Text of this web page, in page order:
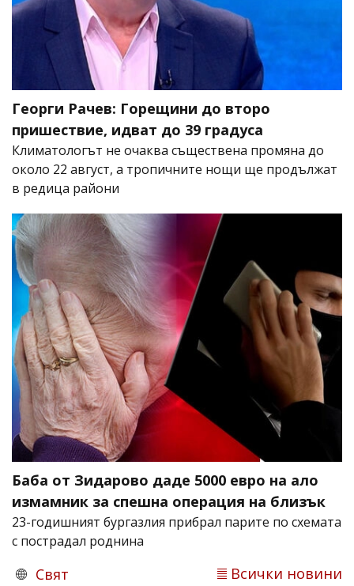
Георги Рачев: Горещини до второ
пришествие, идват до 39 градуса
Климатологът не очаква съществена промяна до
около 22 август, а тропичните нощи ще продължат
в редица райони
Баба от Зидарово даде 5000 евро на ало
измамник за спешна операция на близък
23-годишният бургазлия прибрал парите по схемата
с пострадал роднина
Свят Всички новини